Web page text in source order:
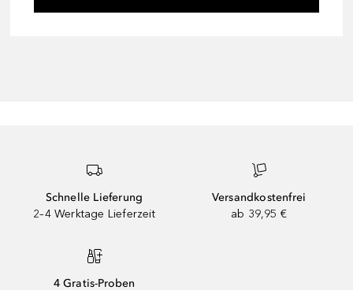
Schnelle Lieferung
2–4 Werktage Lieferzeit
Versandkostenfrei
ab 39,95 €
4 Gratis-Proben